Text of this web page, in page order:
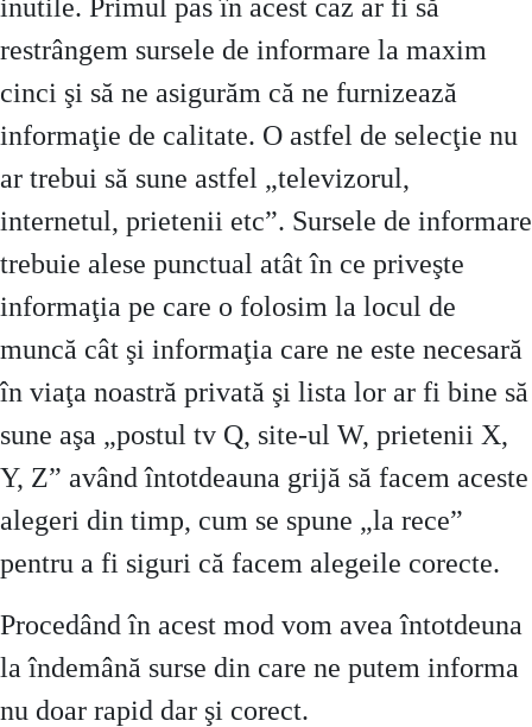
inutile. Primul pas în acest caz ar fi să
restrângem sursele de informare la maxim
cinci şi să ne asigurăm că ne furnizează
informaţie de calitate. O astfel de selecţie nu
ar trebui să sune astfel „televizorul,
internetul, prietenii etc”. Sursele de informare
trebuie alese punctual atât în ce priveşte
informaţia pe care o folosim la locul de
muncă cât şi informaţia care ne este necesară
în viaţa noastră privată şi lista lor ar fi bine să
sune aşa „postul tv Q, site-ul W, prietenii X,
Y, Z” având întotdeauna grijă să facem aceste
alegeri din timp, cum se spune „la rece”
pentru a fi siguri că facem alegeile corecte.
Procedând în acest mod vom avea întotdeuna
la îndemână surse din care ne putem informa
nu doar rapid dar şi corect.